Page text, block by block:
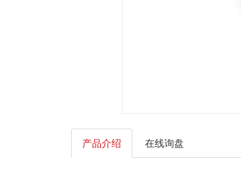
产品介绍 在线询盘